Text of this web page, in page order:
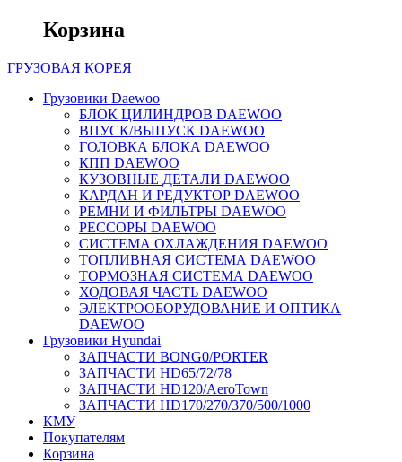
Корзина
ГРУЗОВАЯ КОРЕЯ
Грузовики Daewoo
БЛОК ЦИЛИНДРОВ DAEWOO
ВПУСК/ВЫПУСК DAEWOO
ГОЛОВКА БЛОКА DAEWOO
КПП DAEWOO
КУЗОВНЫЕ ДЕТАЛИ DAEWOO
КАРДАН И РЕДУКТОР DAEWOO
РЕМНИ И ФИЛЬТРЫ DAEWOO
РЕССОРЫ DAEWOO
СИСТЕМА ОХЛАЖДЕНИЯ DAEWOO
ТОПЛИВНАЯ СИСТЕМА DAEWOO
ТОРМОЗНАЯ СИСТЕМА DAEWOO
ХОДОВАЯ ЧАСТЬ DAEWOO
ЭЛЕКТРООБОРУДОВАНИЕ И ОПТИКА
DAEWOO
Грузовики Hyundai
ЗАПЧАСТИ BONG0/PORTER
ЗАПЧАСТИ HD65/72/78
ЗАПЧАСТИ HD120/AeroTown
ЗАПЧАСТИ HD170/270/370/500/1000
КМУ
Покупателям
Корзина